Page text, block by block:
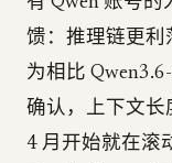
馈：推理链更利
为相比
确认，上下文长
4 月开始就在滚